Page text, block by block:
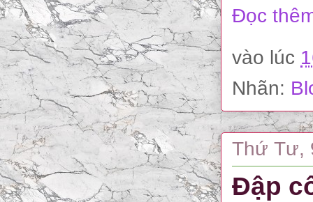
Đọc
vào lúc
Nhãn:
Thứ Tư,
Đập